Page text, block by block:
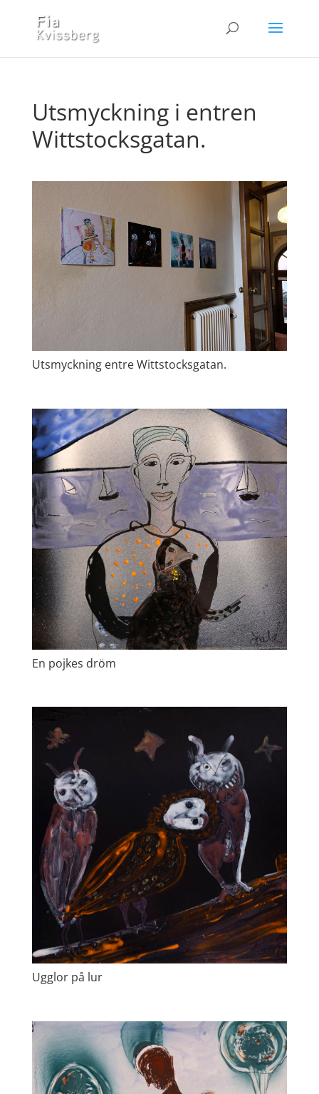
Utsmyckning i entren
Wittstocksgatan.
Utsmyckning entre Wittstocksgatan.
En pojkes dröm
Ugglor på lur